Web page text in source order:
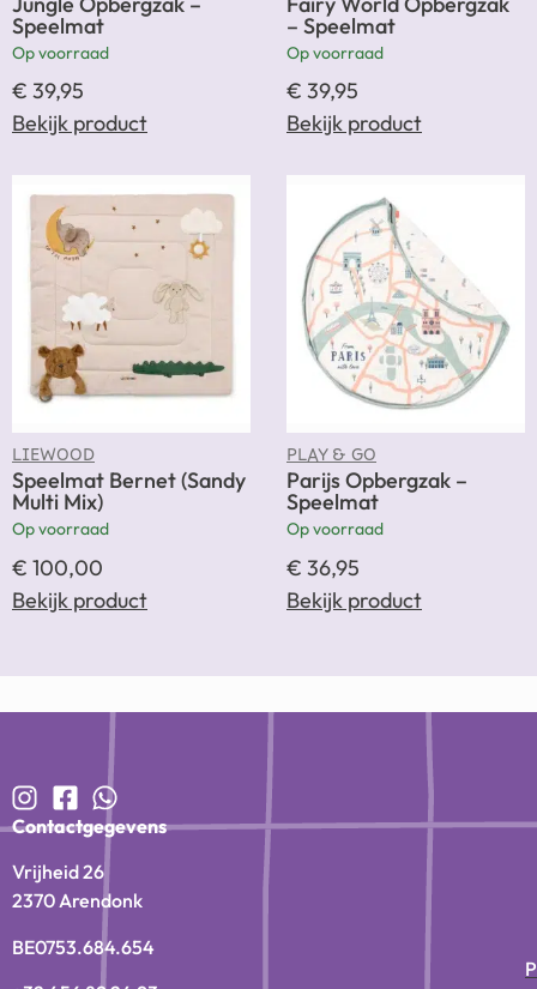
Speelmat
Op voorraad
€ 39,95
Bekijk product
– Speelmat
Op voorraad
€ 39,95
Bekijk product
LIEWOOD
Speelmat Bernet (Sandy
Multi Mix)
Op voorraad
€ 100,00
Bekijk product
PLAY & GO
Parijs Opbergzak –
Speelmat
Op voorraad
€ 36,95
Bekijk product
Contactgegevens
Vrijheid 26
2370 Arendonk
BE0753.684.654
P